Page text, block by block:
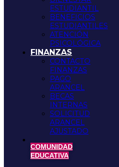
ESTUDIANTIL
BENEFICIOS
ESTUDIANTILES
ATENCIÓN
PSICOLÓGICA
FINANZAS
CONTACTO
FINANZAS
PAGO
ARANCEL
BECAS
INTERNAS
SOLICITUD
ARANCEL
AJUSTADO
COMUNIDAD
EDUCATIVA